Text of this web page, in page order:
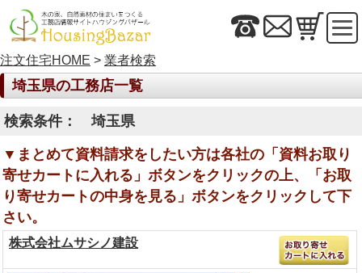
注文住宅HOME > 業者検索
埼玉県の工務店一覧
検索条件： 埼玉県
▼まとめて資料請求をしたい方は各社の「資料お取り
寄せカートに入れる」ボタンをクリックの上、「お取
り寄せカートの中身を見る」ボタンをクリックして下
さい。
株式会社ムサシノ建設